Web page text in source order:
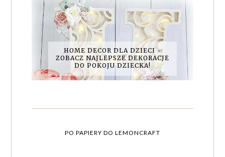
HOME DECOR DLA DZIECI -
ZOBACZ NAJLEPSZE DEKORACJE
DO POKOJU DZIECKA!
PO PAPIERY DO LEMONCRAFT